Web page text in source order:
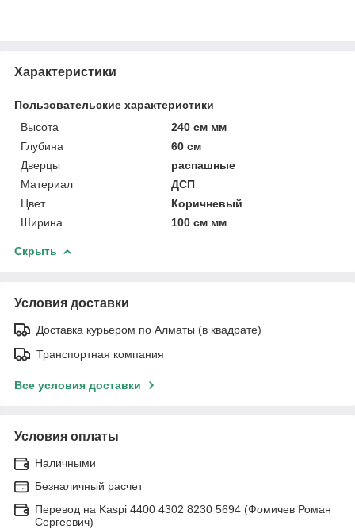
Характеристики
Пользовательские характеристики
Высота
240 см мм
Глубина
60 см
Дверцы
распашные
Материал
ДСП
Цвет
Коричневый
Ширина
100 см мм
Скрыть
Условия доставки
Доставка курьером по Алматы (в квадрате)
Транспортная компания
Все условия доставки
Условия оплаты
Наличными
Безналичный расчет
Перевод на Kaspi 4400 4302 8230 5694 (Фомичев Роман
Сергеевич)